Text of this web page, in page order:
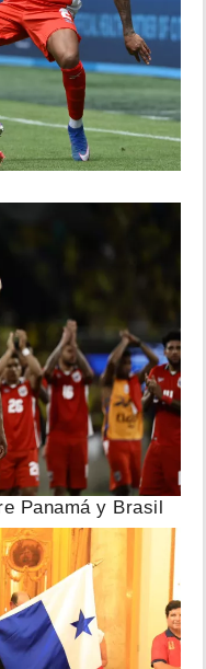
Panamá y Brasil